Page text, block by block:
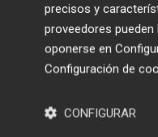
precisos y
proveedores
oponerse en
Configuración de
CONFIGURAR